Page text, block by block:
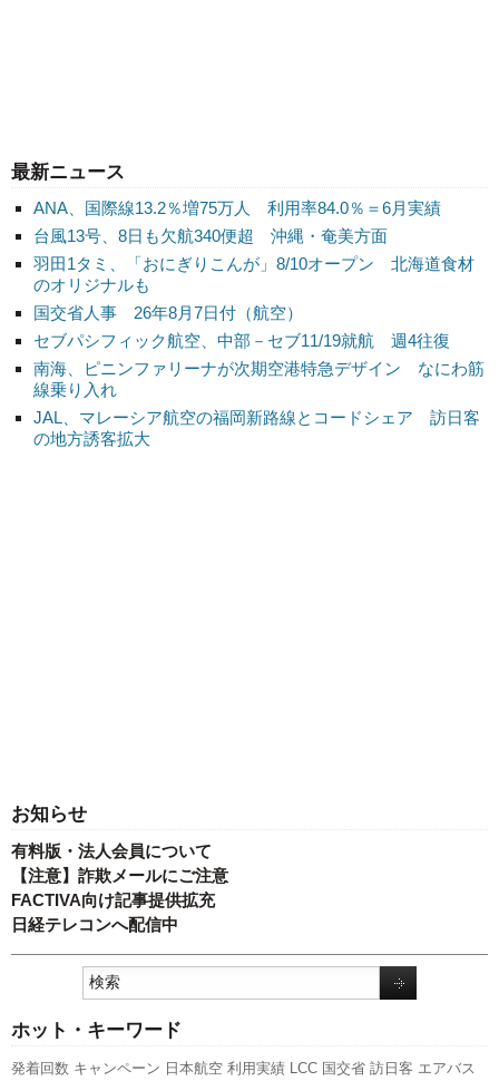
最新ニュース
ANA、国際線13.2％増75万人 利用率84.0％＝6月実績
台風13号、8日も欠航340便超 沖縄・奄美方面
羽田1タミ、「おにぎりこんが」8/10オープン 北海道食材
のオリジナルも
国交省人事 26年8月7日付（航空）
セブパシフィック航空、中部－セブ11/19就航 週4往復
南海、ピニンファリーナが次期空港特急デザイン なにわ筋
線乗り入れ
JAL、マレーシア航空の福岡新路線とコードシェア 訪日客
の地方誘客拡大
お知らせ
有料版・法人会員について
【注意】詐欺メールにご注意
FACTIVA向け記事提供拡充
日経テレコンへ配信中
ホット・キーワード
発着回数 キャンペーン 日本航空 利用実績 LCC 国交省 訪日客 エアバス